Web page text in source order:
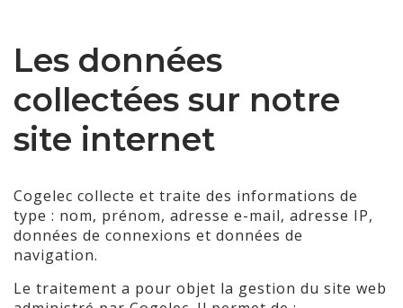
Les données
collectées sur notre
site internet
Cogelec collecte et traite des informations de
type : nom, prénom, adresse e-mail, adresse IP,
données de connexions et données de
navigation.
Le traitement a pour objet la gestion du site web